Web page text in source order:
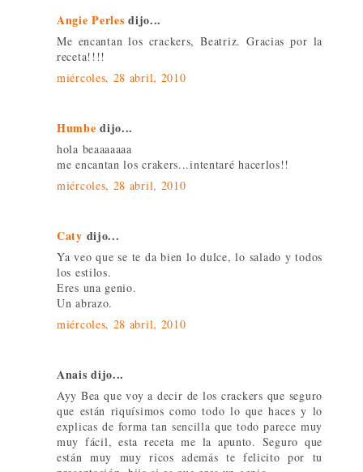
Angie Perles dijo...
Me encantan los crackers, Beatriz. Gracias por la
receta!!!!
miércoles, 28 abril, 2010
Humbe dijo...
hola beaaaaaaa
me encantan los crakers...intentaré hacerlos!!
miércoles, 28 abril, 2010
Caty dijo...
Ya veo que se te da bien lo dulce, lo salado y todos
los estilos.
Eres una genio.
Un abrazo.
miércoles, 28 abril, 2010
Anais dijo...
Ayy Bea que voy a decir de los crackers que seguro
que están riquísimos como todo lo que haces y lo
explicas de forma tan sencilla que todo parece muy
muy fácil, esta receta me la apunto. Seguro que
están muy muy ricos además te felicito por tu